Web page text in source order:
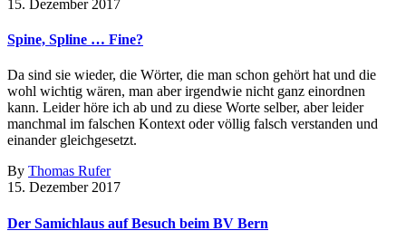
15. Dezember 2017
Spine, Spline … Fine?
Da sind sie wieder, die Wörter, die man schon gehört hat und die
wohl wichtig wären, man aber irgendwie nicht ganz einordnen
kann. Leider höre ich ab und zu diese Worte selber, aber leider
manchmal im falschen Kontext oder völlig falsch verstanden und
einander gleichgesetzt.
By Thomas Rufer
15. Dezember 2017
Der Samichlaus auf Besuch beim BV Bern